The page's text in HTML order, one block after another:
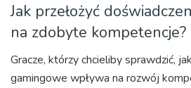
Jak przełożyć
na zdobyte kompetencje?
Gracze, którzy chcieliby sprawdzić,
gamingowe wpływa na rozwój